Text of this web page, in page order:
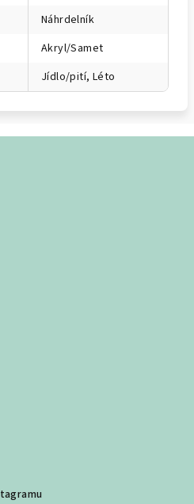
Náhrdelník
Akryl/Samet
Jídlo/pití, Léto